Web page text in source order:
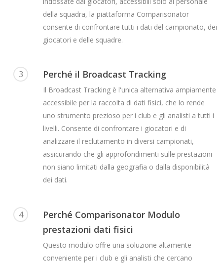
della squadra, la piattaforma Comparisonator
consente di confrontare tutti i dati del campionato, dei
giocatori e delle squadre.
3 Perché il Broadcast Tracking
Il Broadcast Tracking è l'unica alternativa ampiamente
accessibile per la raccolta di dati fisici, che lo rende
uno strumento prezioso per i club e gli analisti a tutti i
livelli. Consente di confrontare i giocatori e di
analizzare il reclutamento in diversi campionati,
assicurando che gli approfondimenti sulle prestazioni
non siano limitati dalla geografia o dalla disponibilità
dei dati.
4
Perché Comparisonator Modulo
prestazioni dati fisici
Questo modulo offre una soluzione altamente
conveniente per i club e gli analisti che cercano